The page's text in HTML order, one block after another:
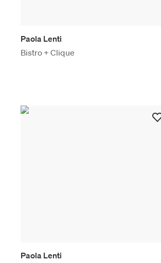
Paola Lenti
Bistro + Clique
Paola Lenti